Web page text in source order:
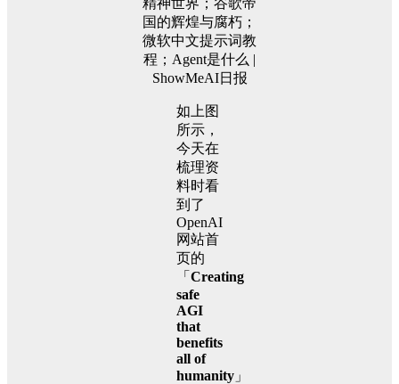
如上图
所示，
今天在
梳理资
料时看
到了
OpenAI
网站首
页的
「 Creating
safe
AGI
that
benefits
all of
humanity 」